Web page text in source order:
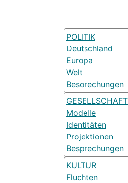
POLITIK
Deutschland
Europa
Welt
Besorechungen
GESELLSCHAFT
Modelle
Identitäten
Projektionen
Besprechungen
KULTUR
Fluchten